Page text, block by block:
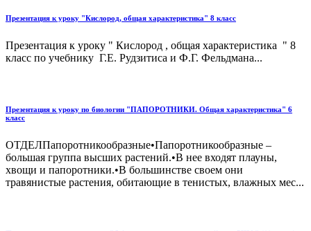
Презентация к уроку "Кислород, общая характеристика" 8 класс
Презентация к уроку " Кислород , общая характеристика " 8
класс по учебнику Г.Е. Рудзитиса и Ф.Г. Фельдмана...
Презентация к уроку по биологии "ПАПОРОТНИКИ. Общая характеристика" 6
класс
ОТДЕЛПапоротникообразные•Папоротникообразные –
большая группа высших растений.•В нее входят плауны,
хвощи и папоротники.•В большинстве своем они
травянистые растения, обитающие в тенистых, влажных мес...